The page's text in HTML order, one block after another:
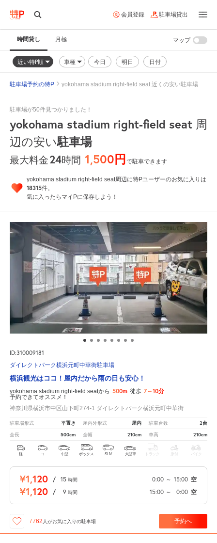
会員登録 駐車場貸出
時間貸し 月極
近い特P順 車種 今日 明日 日付
マップ
駐車場予約の特P yokohama stadium right-field seat 近くの安い駐車場
駐車場が50件見つかりました！
yokohama stadium right-field seat 周
辺の安い駐車場
最大料金24時間 1,500円で駐車できます
yokohama stadium right-field seat周辺に特Pユーザーのお気に入りは
18315件。
気に入ったらマイPに保存しよう！
ID:310009181
ダイレクトパーク横浜元町中華街駐車場
横浜観光はココ！屋内だから雨の日も安心！
yokohama stadium right-field seatから 500m 徒歩 7～10分
予約できてオススメ！
神奈川県横浜市中区山下町274-1 ダイレクトパーク横浜元町中華街
駐車場形式 平置き 屋内外形式 屋内 駐車台数 2台
全長 500cm 全幅 210cm 車高 210cm
軽 コ 中型 ボックス SUV 大型車 トラック 原付 バイク
¥1,120 / 15 時間 0:00 ～ 15:00 空
¥1,120 / 9 時間 15:00 ～ 0:00 空
7762 人がお気に入りの駐車場 予約へ